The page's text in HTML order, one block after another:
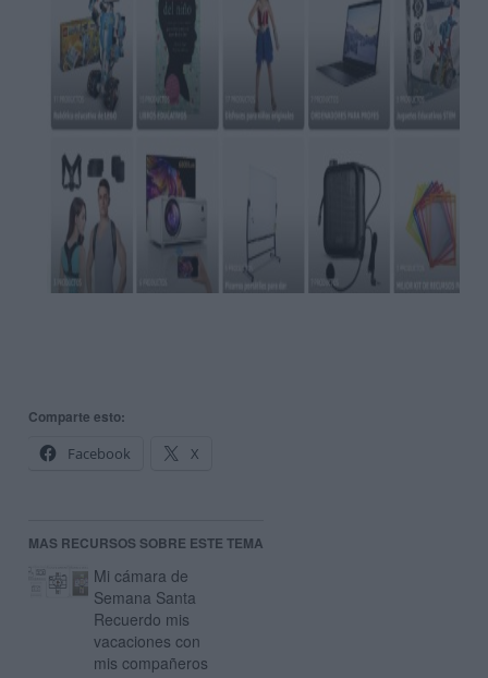
Comparte esto:
Facebook
X
MAS RECURSOS SOBRE ESTE TEMA
Mi cámara de
Semana Santa
Recuerdo mis
vacaciones con
mis compañeros